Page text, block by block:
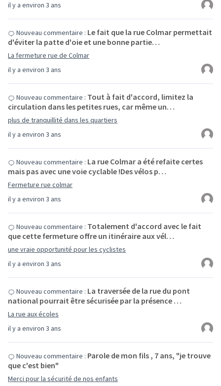
il y a environ 3 ans
il y a environ 3 ans
Nouveau commentaire : Le fait que la rue Colmar permettait
d'éviter la patte d'oie et une bonne partie…
La fermeture rue de Colmar
il y a environ 3 ans
Nouveau commentaire : Tout à fait d'accord, limitez la
circulation dans les petites rues, car même un…
plus de tranquillité dans les quartiers
il y a environ 3 ans
Nouveau commentaire : La rue Colmar a été refaite certes
mais pas avec une voie cyclable !Des vélos p…
Fermeture rue colmar
il y a environ 3 ans
Nouveau commentaire : Totalement d'accord avec le fait
que cette fermeture offre un itinéraire aux vél…
une vraie opportunité pour les cyclistes
il y a environ 3 ans
Nouveau commentaire : La traversée de la rue du pont
national pourrait être sécurisée par la présence …
La rue aux écoles
Nouveau commentaire : Parole de mon fils , 7 ans, "je trouve
que c'est bien"
Merci pour la sécurité de nos enfants